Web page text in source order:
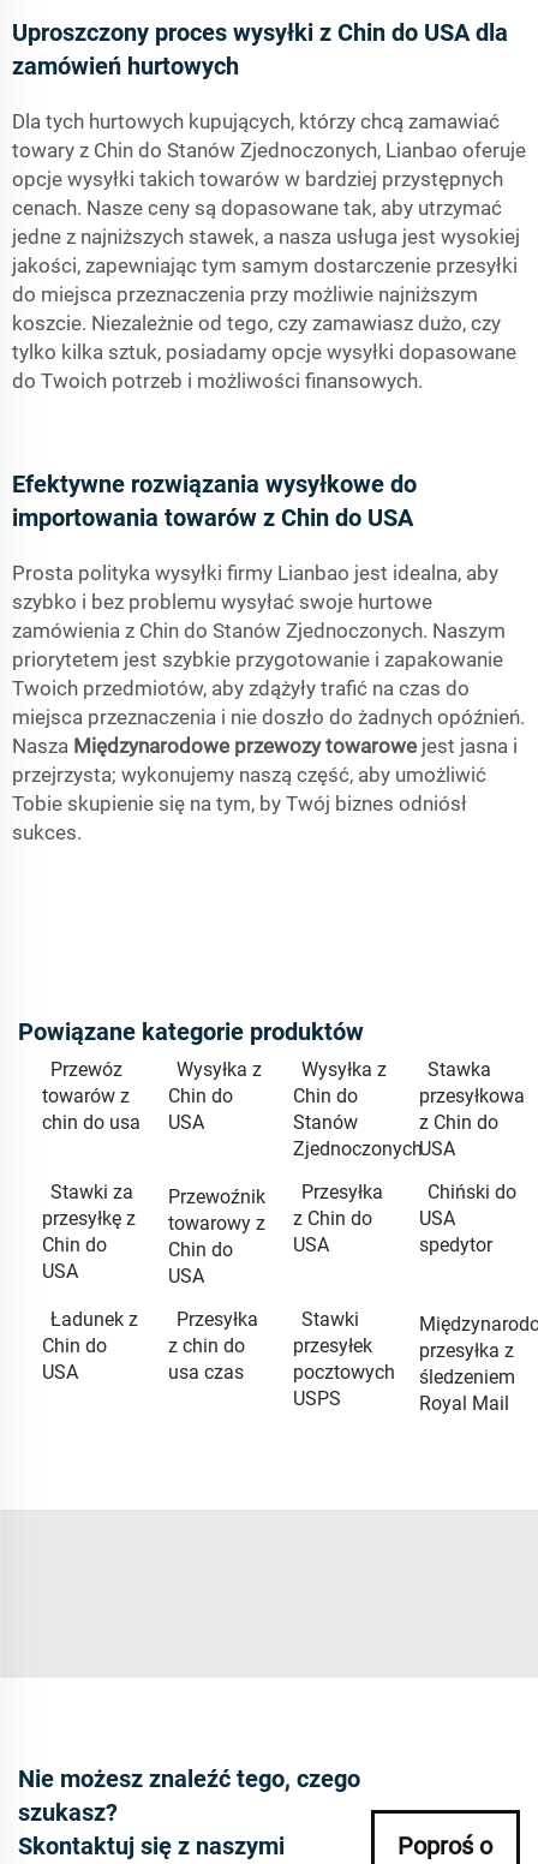
Uproszczony proces wysyłki z Chin do USA dla
zamówień hurtowych
Dla tych hurtowych kupujących, którzy chcą zamawiać
towary z Chin do Stanów Zjednoczonych, Lianbao oferuje
opcje wysyłki takich towarów w bardziej przystępnych
cenach. Nasze ceny są dopasowane tak, aby utrzymać
jedne z najniższych stawek, a nasza usługa jest wysokiej
jakości, zapewniając tym samym dostarczenie przesyłki
do miejsca przeznaczenia przy możliwie najniższym
koszcie. Niezależnie od tego, czy zamawiasz dużo, czy
tylko kilka sztuk, posiadamy opcje wysyłki dopasowane
do Twoich potrzeb i możliwości finansowych.
Efektywne rozwiązania wysyłkowe do
importowania towarów z Chin do USA
Prosta polityka wysyłki firmy Lianbao jest idealna, aby
szybko i bez problemu wysyłać swoje hurtowe
zamówienia z Chin do Stanów Zjednoczonych. Naszym
priorytetem jest szybkie przygotowanie i zapakowanie
Twoich przedmiotów, aby zdążyły trafić na czas do
miejsca przeznaczenia i nie doszło do żadnych opóźnień.
Nasza Międzynarodowe przewozy towarowe jest jasna i
przejrzysta; wykonujemy naszą część, aby umożliwić
Tobie skupienie się na tym, by Twój biznes odniósł
sukces.
Powiązane kategorie produktów
Przewóz
towarów z
chin do usa
Wysyłka z
Chin do
USA
Wysyłka z
Chin do
Stanów
Zjednoczonych
Stawka
przesyłkowa
z Chin do
USA
Stawki za
przesyłkę z
Chin do
USA
Przewoźnik
towarowy z
Chin do
USA
Przesyłka
z Chin do
USA
Chiński do
USA
spedytor
Ładunek z
Chin do
USA
Przesyłka
z chin do
usa czas
Stawki
przesyłek
pocztowych
USPS
przesyłka z
śledzeniem
Royal Mail
Nie możesz znaleźć tego, czego
szukasz?
Skontaktuj się z naszymi
Poproś o